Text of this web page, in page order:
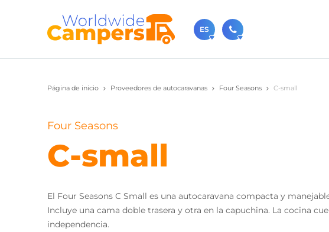
ES
+31 030-
Página de inicio Proveedores de autocaravanas Four Seasons C-small
Four Seasons
C-small
El Four Seasons C Small es una autocaravana compacta y
Incluye una cama doble trasera y otra en la capuchina. La cocina
independencia.